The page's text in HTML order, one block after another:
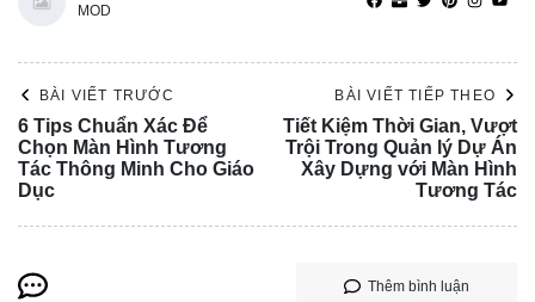
MOD
BÀI VIẾT TRƯỚC
6 Tips Chuẩn Xác Để
Chọn Màn Hình Tương
Tác Thông Minh Cho Giáo
Dục
BÀI VIẾT TIẾP THEO
Tiết Kiệm Thời Gian, Vượt
Trội Trong Quản lý Dự Án
Xây Dựng với Màn Hình
Tương Tác
Thêm bình luận